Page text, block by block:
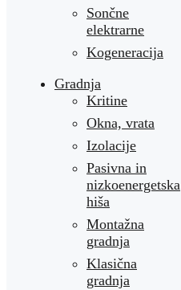
Sončne
elektrarne
Kogeneracija
Gradnja
Kritine
Okna, vrata
Izolacije
Pasivna in
nizkoenergetska
hiša
Montažna
gradnja
Klasična
gradnja